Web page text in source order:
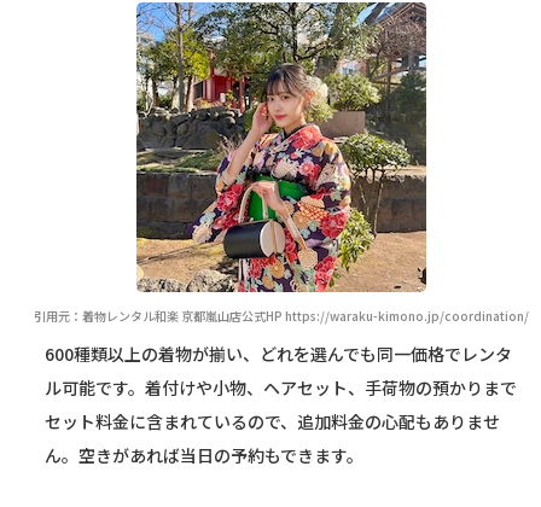
引用元：着物レンタル和楽 京都嵐山店公式HP https://waraku-kimono.jp/coordination/
600種類以上の着物が揃い、どれを選んでも同一価格でレンタ
ル可能です。着付けや小物、ヘアセット、手荷物の預かりまで
セット料金に含まれているので、追加料金の心配もありませ
ん。空きがあれば当日の予約もできます。